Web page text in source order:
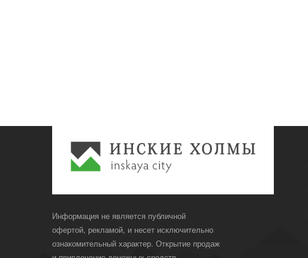
Информация не является публичной
офертой, рекламой, и несет исключительно
ознакомительный характер. Открытие продаж